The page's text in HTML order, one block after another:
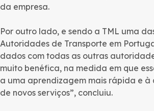
da empresa.
Por outro lado, e sendo a TML uma
Autoridades de Transporte em
dados com todas as outras
muito benéfica, na medida em que
a uma aprendizagem mais rápida e à
de novos serviços”, concluiu.